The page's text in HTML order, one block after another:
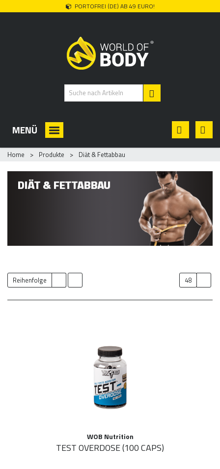
PORTOFREI (DE) AB 49 EURO!
MENÜ
Home > Produkte > Diät & Fettabbau
DIÄT & FETTABBAU
Reihenfolge 48
WOB Nutrition
TEST OVERDOSE (100 CAPS)